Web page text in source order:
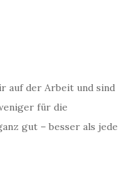
auf der Arbeit und sind
für die
gut – besser als jede